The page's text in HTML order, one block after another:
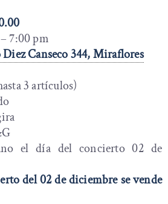
7:00 pm
Canseco 344, Miraflores
3 artículos)
el día del concierto 02 de
del 02 de diciembre se vende